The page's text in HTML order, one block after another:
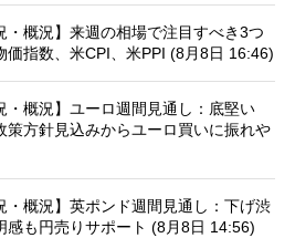
概況】来週の相場で注目すべき3つ
価指数、米CPI、米PPI (8月8日 16:46)
概況】ユーロ週間見通し：底堅い
策方針見込みからユーロ買いに振れや
概況】英ポンド週間見通し：下げ渋
感も円売りサポート (8月8日 14:56)